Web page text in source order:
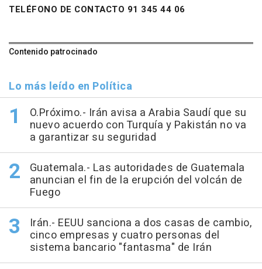
TELÉFONO DE CONTACTO 91 345 44 06
Contenido patrocinado
Lo más leído en Política
O.Próximo.- Irán avisa a Arabia Saudí que su
nuevo acuerdo con Turquía y Pakistán no va
a garantizar su seguridad
Guatemala.- Las autoridades de Guatemala
anuncian el fin de la erupción del volcán de
Fuego
Irán.- EEUU sanciona a dos casas de cambio,
cinco empresas y cuatro personas del
sistema bancario "fantasma" de Irán